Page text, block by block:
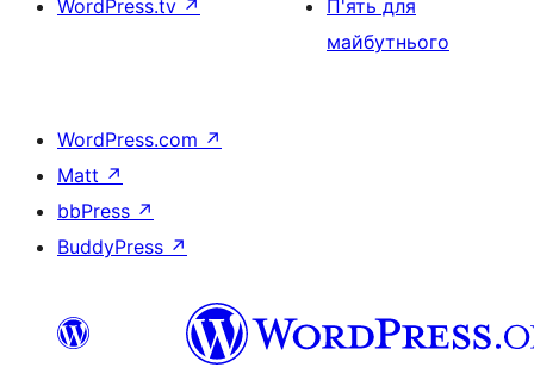
WordPress.tv ↗
П'ять для
майбутнього
WordPress.com ↗
Matt ↗
bbPress ↗
BuddyPress ↗